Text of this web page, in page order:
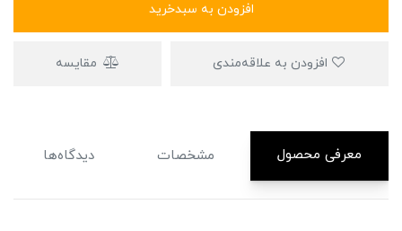
افزودن به سبدخرید
مقایسه
معرفی محصول مشخصات دیدگاه‌ها